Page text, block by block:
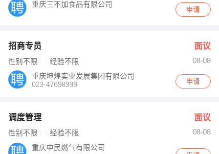
重庆三不加食品有限公司
申请
招商专员 面议
性别不限 经验不限
08-08
重庆坤煌实业发展集团有限公司
023-47698999
申请
调度管理 面议
性别不限 经验不限
08-08
重庆中民燃气有限公司